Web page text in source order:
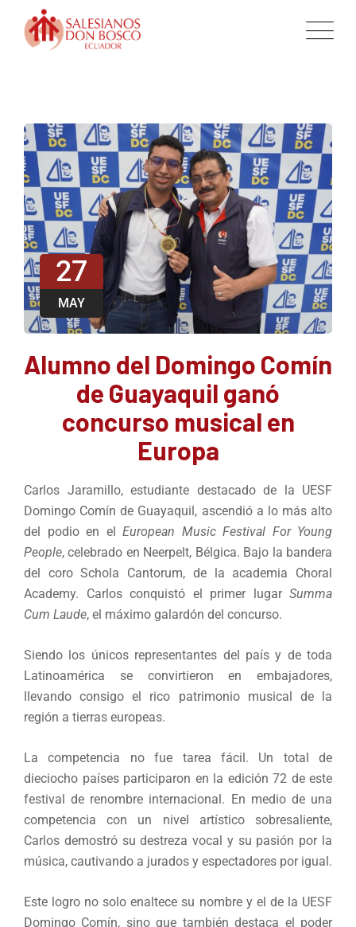
27
MAY
Alumno del Domingo Comín
de Guayaquil ganó
concurso musical en
Europa
Carlos Jaramillo, estudiante destacado de la UESF
Domingo Comín de Guayaquil, ascendió a lo más alto
del podio en el European Music Festival For Young
People, celebrado en Neerpelt, Bélgica. Bajo la bandera
del coro Schola Cantorum, de la academia Choral
Academy. Carlos conquistó el primer lugar Summa
Cum Laude, el máximo galardón del concurso.
Siendo los únicos representantes del país y de toda
Latinoamérica se convirtieron en embajadores,
llevando consigo el rico patrimonio musical de la
región a tierras europeas.
La competencia no fue tarea fácil. Un total de
dieciocho países participaron en la edición 72 de este
festival de renombre internacional. En medio de una
competencia con un nivel artístico sobresaliente,
Carlos demostró su destreza vocal y su pasión por la
música, cautivando a jurados y espectadores por igual.
Este logro no solo enaltece su nombre y el de la UESF
Domingo Comín, sino que también destaca el poder